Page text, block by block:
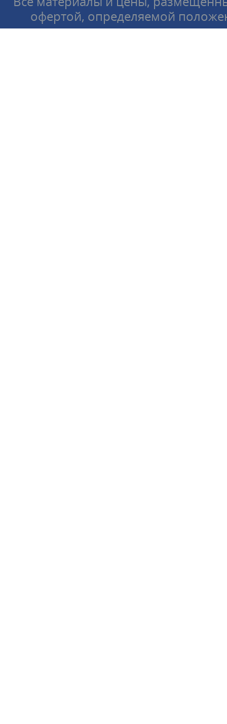
офертой, определяемой